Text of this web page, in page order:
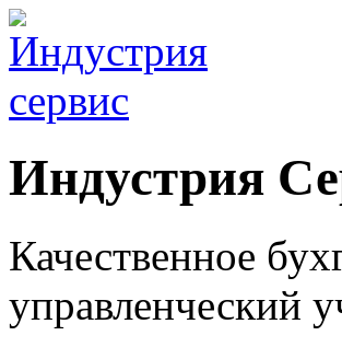
Индустрия
Качественное
управленческий